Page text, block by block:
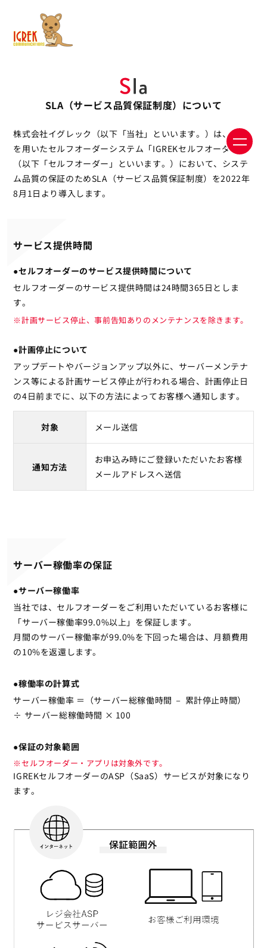
SLA（サービス品質保証制度）について
株式会社イグレック（以下「当社」といいます。）は、iPad
を用いたセルフオーダーシステム「IGREKセルフオーダー」
（以下「セルフオーダー」といいます。）において、システ
ム品質の保証のためSLA（サービス品質保証制度）を2022年
8月1日より導入します。
サービス提供時間
●セルフオーダーのサービス提供時間について
セルフオーダーのサービス提供時間は24時間365日としま
す。
※計画サービス停止、事前告知ありのメンテナンスを除きます。
●計画停止について
アップデートやバージョンアップ以外に、サーバーメンテナ
ンス等による計画サービス停止が行われる場合、計画停止日
の4日前までに、以下の方法によってお客様へ通知します。
対象
通知方法
メール送信
お申込み時にご登録いただいたお客様
メールアドレスへ送信
サーバー稼働率の保証
●サーバー稼働率
当社では、セルフオーダーをご利用いただいているお客様に
「サーバー稼働率99.0%以上」を保証します。
月間のサーバー稼働率が99.0%を下回った場合は、月額費用
の10%を返還します。
●稼働率の計算式
サーバー稼働率 ＝（サーバー総稼働時間 － 累計停止時間）
÷ サーバー総稼働時間 × 100
●保証の対象範囲
※セルフオーダー・アプリは対象外です。
IGREKセルフオーダーのASP（SaaS）サービスが対象になり
ます。